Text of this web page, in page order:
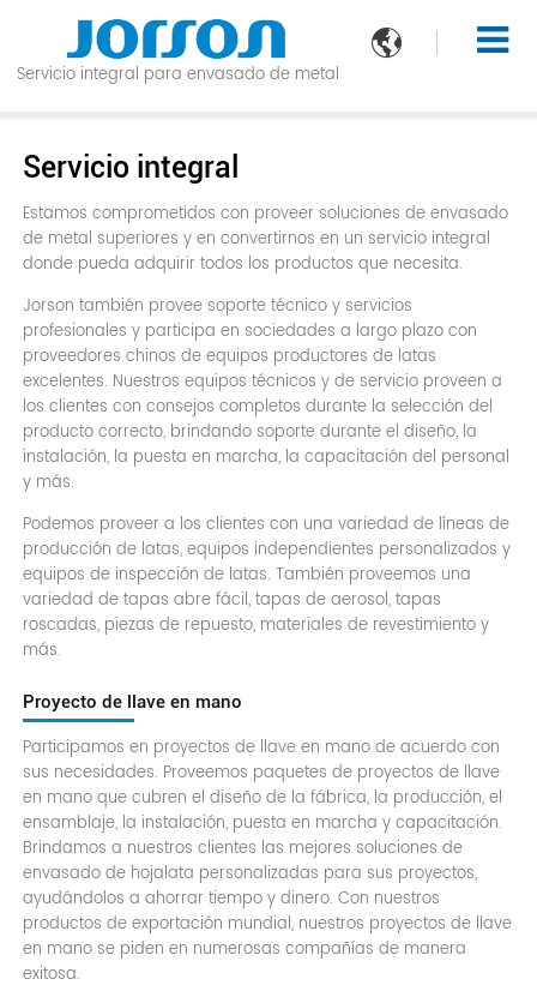

Servicio integral para envasado de metal
Servicio integral
Estamos comprometidos con proveer soluciones de envasado
de metal superiores y en convertirnos en un servicio integral
donde pueda adquirir todos los productos que necesita.
Jorson también provee soporte técnico y servicios
profesionales y participa en sociedades a largo plazo con
proveedores chinos de equipos productores de latas
excelentes. Nuestros equipos técnicos y de servicio proveen a
los clientes con consejos completos durante la selección del
producto correcto, brindando soporte durante el diseño, la
instalación, la puesta en marcha, la capacitación del personal
y más.
Podemos proveer a los clientes con una variedad de líneas de
producción de latas, equipos independientes personalizados y
equipos de inspección de latas. También proveemos una
variedad de tapas abre fácil, tapas de aerosol, tapas
roscadas, piezas de repuesto, materiales de revestimiento y
más.
Proyecto de llave en mano
Participamos en proyectos de llave en mano de acuerdo con
sus necesidades. Proveemos paquetes de proyectos de llave
en mano que cubren el diseño de la fábrica, la producción, el
ensamblaje, la instalación, puesta en marcha y capacitación.
Brindamos a nuestros clientes las mejores soluciones de
envasado de hojalata personalizadas para sus proyectos,
ayudándolos a ahorrar tiempo y dinero. Con nuestros
productos de exportación mundial, nuestros proyectos de llave
en mano se piden en numerosas compañías de manera
exitosa.